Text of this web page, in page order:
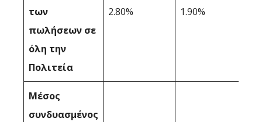
των
πωλήσεων σε
όλη την
Πολιτεία
2.80% 1.90%
Μέσος
συνδυασμένος